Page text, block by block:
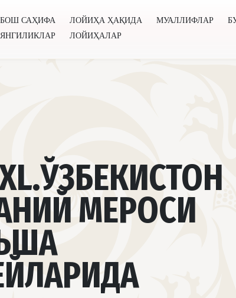
БОШ САҲИФА ЛОЙИҲА ҲАҚИДА МУАЛЛИФЛАР
ЯНГИЛИКЛАР
ЛОЙИҲАЛАР
МЕРОСИ